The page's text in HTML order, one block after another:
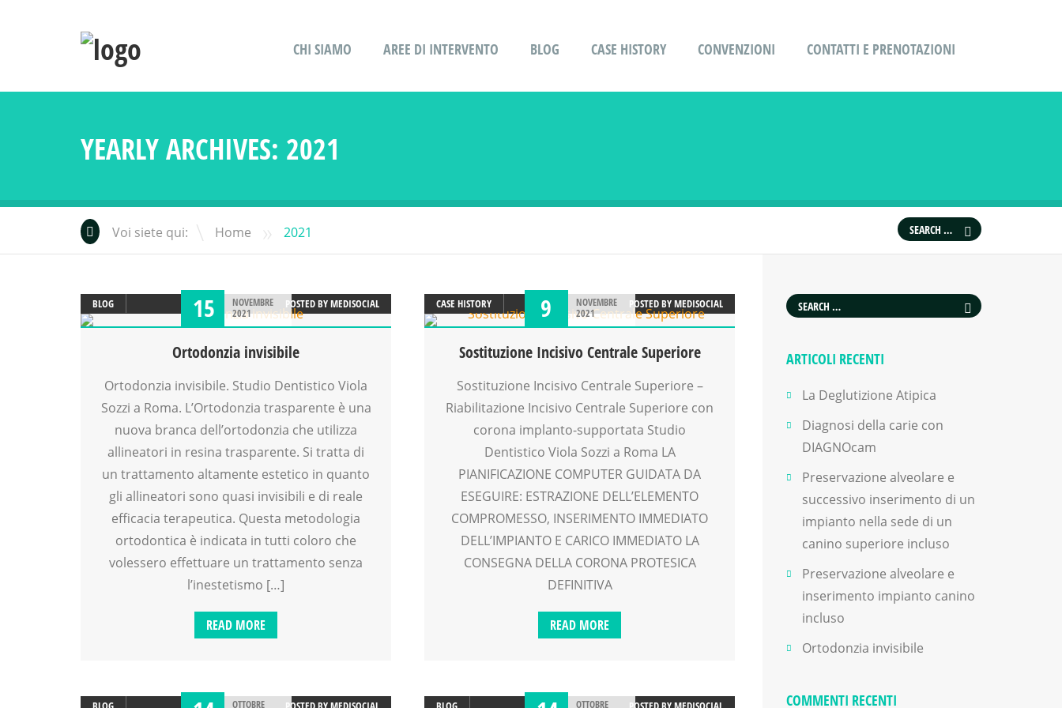
CHI SIAMO AREE DI INTERVENTO BLOG CASE HISTORY CONVENZIONI CONTATTI E PRENOTAZIONI
YEARLY ARCHIVES: 2021
Voi siete qui: Home » 2021
BLOG POSTED BYMEDISOCIAL
15
NOVEMBRE
2021
Ortodonzia invisibile
Ortodonzia invisibile. Studio Dentistico Viola
Sozzi a Roma. L’Ortodonzia trasparente è una
nuova branca dell’ortodonzia che utilizza
allineatori in resina trasparente. Si tratta di
un trattamento altamente estetico in quanto
gli allineatori sono quasi invisibili e di reale
efficacia terapeutica. Questa metodologia
ortodontica è indicata in tutti coloro che
volessero effettuare un trattamento senza
l’inestetismo […]
READ MORE
CASE HISTORY POSTED BYMEDISOCIAL
9
NOVEMBRE
2021
Sostituzione Incisivo Centrale Superiore
Sostituzione Incisivo Centrale Superiore –
Riabilitazione Incisivo Centrale Superiore con
corona implanto-supportata Studio
Dentistico Viola Sozzi a Roma LA
PIANIFICAZIONE COMPUTER GUIDATA DA
ESEGUIRE: ESTRAZIONE DELL’ELEMENTO
COMPROMESSO, INSERIMENTO IMMEDIATO
DELL’IMPIANTO E CARICO IMMEDIATO LA
CONSEGNA DELLA CORONA PROTESICA
DEFINITIVA
READ MORE
OTTOBRE
OTTOBRE
ARTICOLI RECENTI
La Deglutizione Atipica
Diagnosi della carie con
DIAGNOcam
Preservazione alveolare e
successivo inserimento di un
impianto nella sede di un
canino superiore incluso
Preservazione alveolare e
inserimento impianto canino
incluso
Ortodonzia invisibile
COMMENTI RECENTI